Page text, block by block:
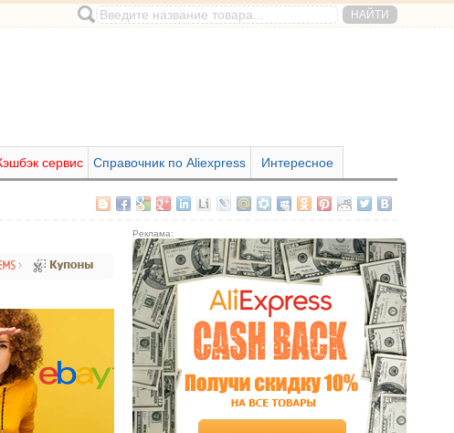
сервис Справочник по Aliexpress Интересное
Реклама: